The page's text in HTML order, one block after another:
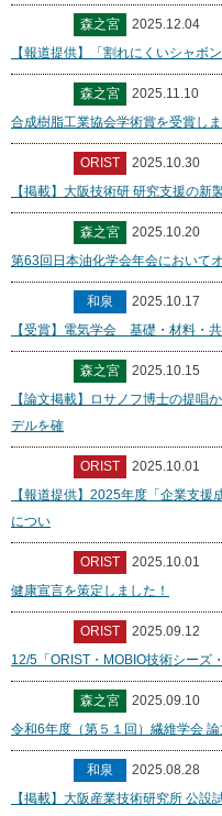
森之宮
2025.12.04
【報道提供】「割れにくいシャボ
森之宮
2025.11.10
合成樹脂工業協会学術賞を受賞し
ORIST
2025.10.30
【掲載】大阪技術研 研究支援の新
森之宮
2025.10.20
第63回日本油化学会年会において
和泉
2025.10.17
【受賞】電気学会 基礎・材料・
森之宮
2025.10.15
【論文掲載】ロサノフ博士の提
デルを確
ORIST
2025.10.01
【報道提供】2025年度「企業支
につい
ORIST
2025.10.01
健康宣言を策定しました！
ORIST
2025.09.12
12/5「ORIST・MOBIO技術シーズ
森之宮
2025.09.10
令和6年度（第５１回）繊維学会
和泉
2025.08.28
【掲載】大阪産業技術研究所 公